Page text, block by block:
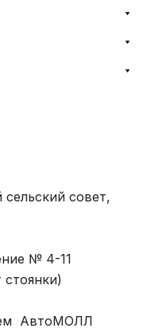
совет,
№ 4-11
АвтоМОЛЛ